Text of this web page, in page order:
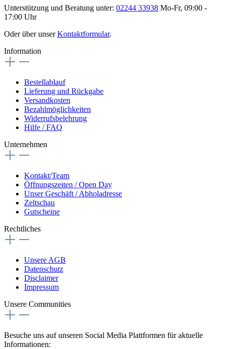
Unterstützung und Beratung unter: 02244 33938 Mo-Fr, 09:00 -
17:00 Uhr
Oder über unserKontaktformular.
Information
Bestellablauf
Lieferung und Rückgabe
Versandkosten
Bezahlmöglichkeiten
Widerrufsbelehrung
Hilfe / FAQ
Unternehmen
Kontakt/Team
Öffnungszeiten / Open Day
Unser Geschäft / Abholadresse
Zeltschau
Gutscheine
Rechtliches
Unsere AGB
Datenschutz
Disclaimer
Impressum
Unsere Communities
Besuche uns auf unseren Social Media Plattformen für aktuelle
Informationen: